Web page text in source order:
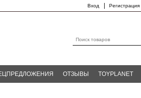
Вход Регистрация
ОТЗЫВЫ TOYPLANET